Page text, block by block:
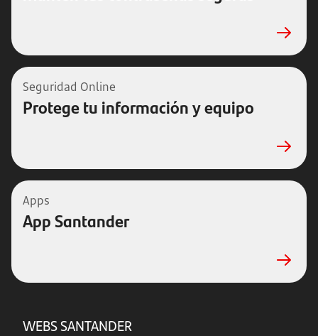
Seguridad Online
Protege tu información y equipo
Apps
App Santander
WEBS SANTANDER